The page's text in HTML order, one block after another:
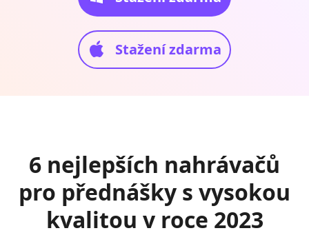
Stažení zdarma
6 nejlepších nahrávačů
pro přednášky s vysokou
kvalitou v roce 2023